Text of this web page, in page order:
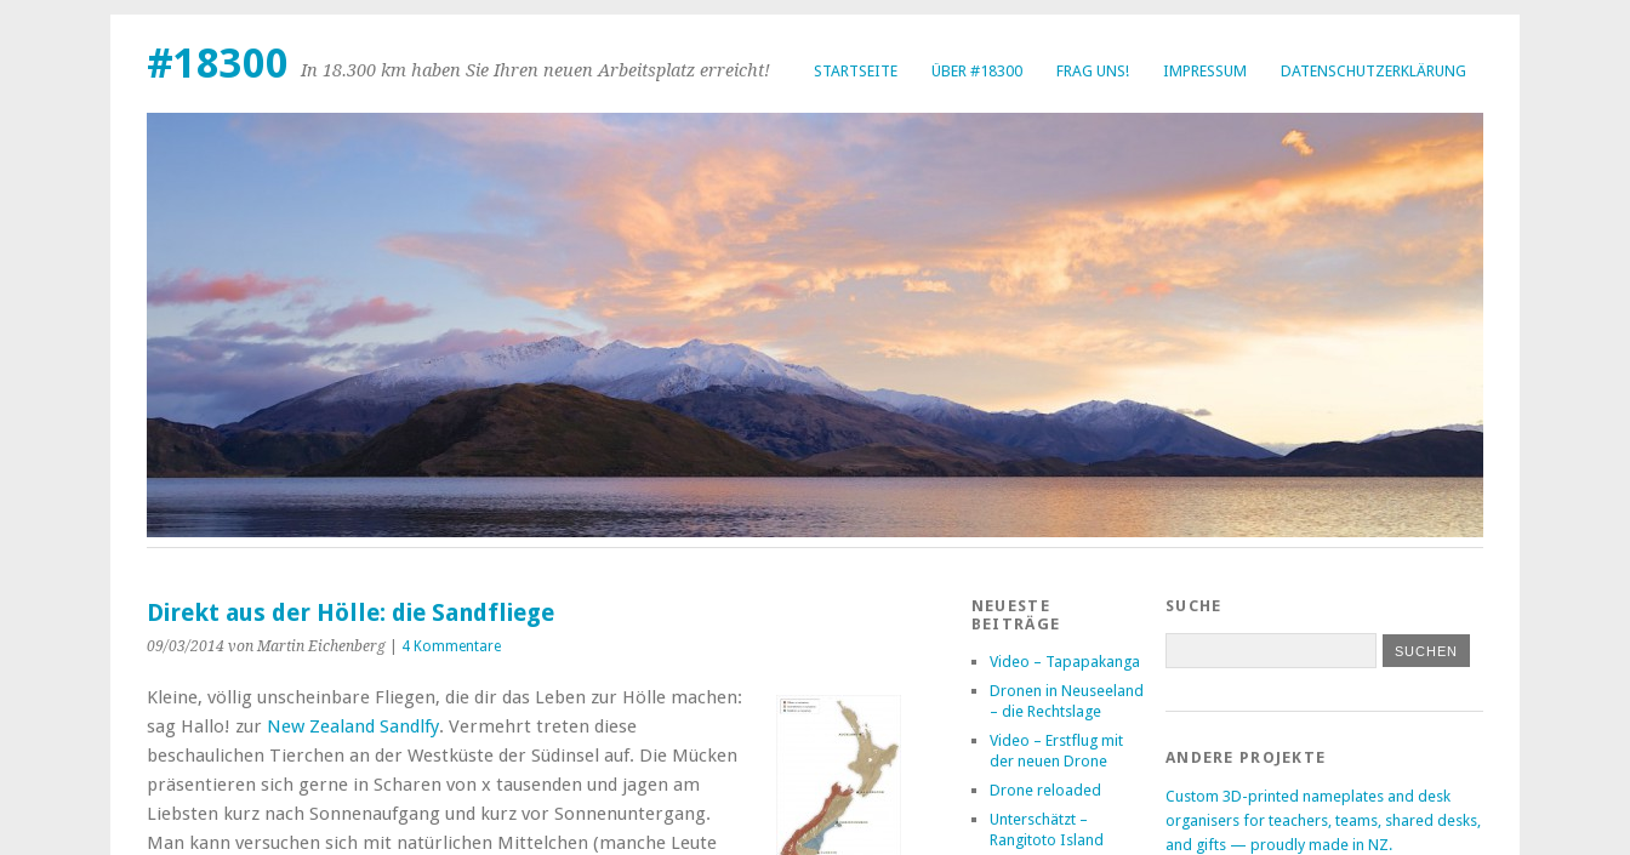
STARTSEITE ÜBER #18300 FRAG UNS! IMPRESSUM DATENSCHUTZERKLÄRUNG
#18300 In 18.300 km haben Sie Ihren neuen Arbeitsplatz erreicht!
Direkt aus der Hölle: die Sandfliege
09/03/2014 von Martin Eichenberg 4 Kommentare
Kleine, völlig unscheinbare Fliegen, die dir das Leben zur Hölle machen:
sag Hallo! zur New Zealand Sandlfy. Vermehrt treten diese
beschaulichen Tierchen an der Westküste der Südinsel auf. Die Mücken
präsentieren sich gerne in Scharen von x tausenden und jagen am
Liebsten kurz nach Sonnenaufgang und kurz vor Sonnenuntergang.
Man kann versuchen sich mit natürlichen Mittelchen (manche Leute
NEUESTE
BEITRÄGE
Video – Tapapakanga
Dronen in Neuseeland
– die Rechtslage
Video – Erstflug mit
der neuen Drone
Drone reloaded
Unterschätzt –
Rangitoto Island
SUCHE
ANDERE PROJEKTE
Custom 3D-printed nameplates and desk
organisers for teachers, teams, shared desks,
and gifts — proudly made in NZ.